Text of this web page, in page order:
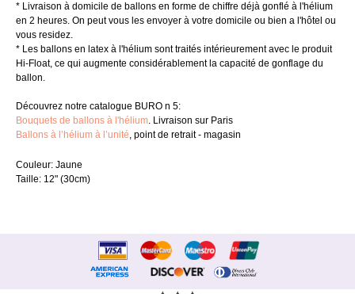
* Livraison à domicile de ballons en forme de chiffre déjà gonflé à l'hélium
en 2 heures. On peut vous les envoyer à votre domicile ou bien a l'hôtel ou
vous residez.
* Les ballons en latex à l'hélium sont traités intérieurement avec le produit
Hi-Float, ce qui augmente considérablement la capacité de gonflage du
ballon.
Découvrez notre catalogue BURO n 5:
Bouquets de ballons à l'hélium. Livraison sur Paris
Ballons à l’hélium à l’unité, point de retrait - magasin
Couleur: Jaune
Taille: 12" (30cm)